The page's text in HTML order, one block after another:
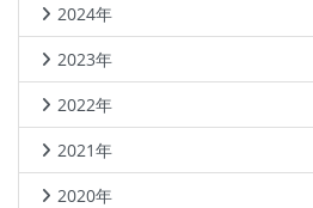
2024年
2023年
2022年
2021年
2020年